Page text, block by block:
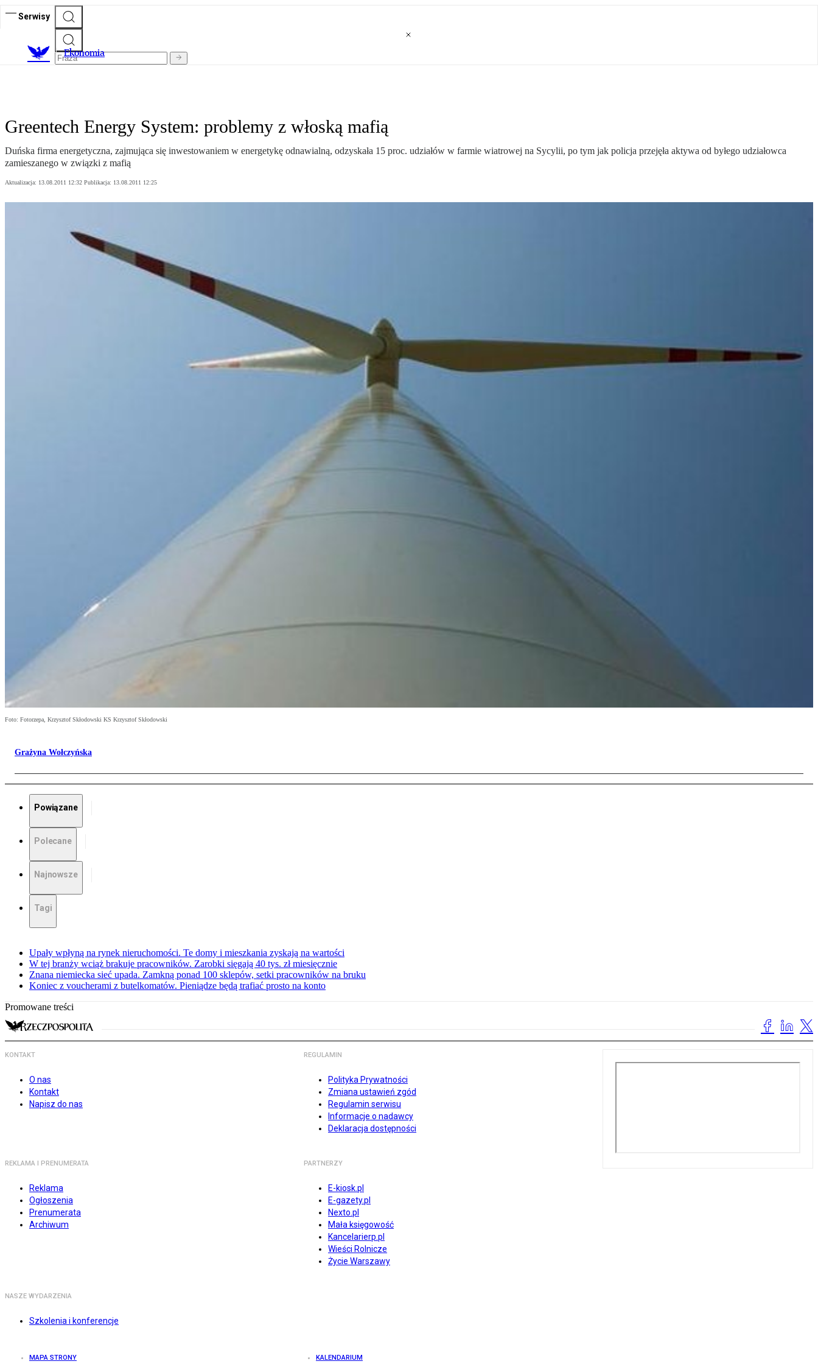
Serwisy
Ekonomia
Greentech Energy System: problemy z włoską mafią
Duńska firma energetyczna, zajmująca się inwestowaniem w energetykę odnawialną, odzyskała 15 proc. udziałów w farmie wiatrowej na Sycylii, po tym jak policja przejęła aktywa od byłego udziałowca
zamieszanego w związki z mafią
Aktualizacja: 13.08.2011 12:32 Publikacja: 13.08.2011 12:25
Foto: Fotorzepa, Krzysztof Skłodowski KS Krzysztof Skłodowski
Grażyna Wołczyńska
Powiązane
Polecane
Najnowsze
Tagi
Upały wpłyną na rynek nieruchomości. Te domy i mieszkania zyskają na wartości
W tej branży wciąż brakuje pracowników. Zarobki sięgają 40 tys. zł miesięcznie
Znana niemiecka sieć upada. Zamkną ponad 100 sklepów, setki pracowników na bruku
Koniec z voucherami z butelkomatów. Pieniądze będą trafiać prosto na konto
Promowane treści
KONTAKT
O nas
Kontakt
Napisz do nas
REGULAMIN
Polityka Prywatności
Zmiana ustawień zgód
Regulamin serwisu
Informacje o nadawcy
Deklaracja dostępności
REKLAMA I PRENUMERATA
Reklama
Ogłoszenia
Prenumerata
Archiwum
PARTNERZY
E-kiosk.pl
E-gazety.pl
Nexto.pl
Mała księgowość
Kancelarierp.pl
Wieści Rolnicze
Życie Warszawy
NASZE WYDARZENIA
Szkolenia i konferencje
MAPA STRONY KALENDARIUM